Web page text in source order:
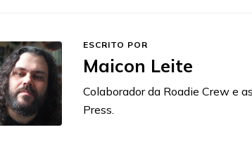
ESCRITO POR
Maicon Leite
Colaborador da Roadie Crew e
Press.